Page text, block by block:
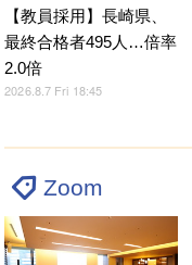
【教員採用】長崎県、
最終合格者495人…倍率
2.0倍
2026.8.7 Fri 18:45
Zoom